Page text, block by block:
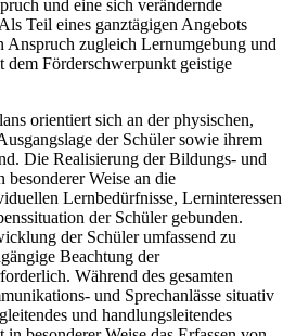
und eine sich verändernde
Teil eines ganztägigen Angebots
zugleich Lernumgebung und
Förderschwerpunkt geistige
orientiert sich an der physischen,
der Schüler sowie ihrem
Die Realisierung der Bildungs- und
besonderer Weise an die
Lernbedürfnisse, Lerninteressen
der Schüler gebunden.
der Schüler umfassend zu
Beachtung der
Während des gesamten
und Sprechanlässe situativ
und handlungsleitendes